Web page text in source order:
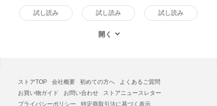
試し読み 試し読み 試し読み
ストアTOP 会社概要 初めての方へ
よくあるご質問
お買い物ガイド
お問い合わせ
ストアニュースレター
プライバシーポリシー
特定商取引法に基づく表示